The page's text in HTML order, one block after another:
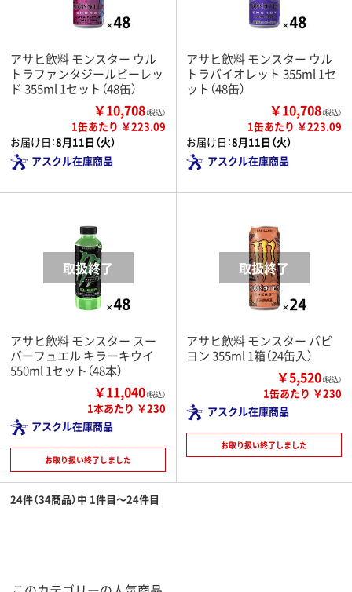
アサヒ飲料 モンスター ウル
トラファンタジールビーレッ
ド 355ml 1セット（48缶）
￥10,708（税込）
1缶あたり ￥223.09
お届け日：8月11日（火）
アスクル在庫商品
アサヒ飲料 モンスター ウル
トラバイオレット 355ml 1セ
ット（48缶）
￥10,708（税込）
1缶あたり ￥223.09
お届け日：8月11日（火）
アスクル在庫商品
アサヒ飲料 モンスター スー
パーフュエル キラーキウイ
550ml 1セット（48本）
￥11,040（税込）
1本あたり ￥230
アスクル在庫商品
お取り扱い終了しました
アサヒ飲料 モンスター パピ
ヨン 355ml 1箱（24缶入）
￥5,520（税込）
1缶あたり ￥230
アスクル在庫商品
お取り扱い終了しました
24件（34商品）中 1件目～24件目